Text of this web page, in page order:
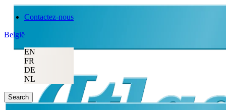
Contactez-nous
België
EN
FR
DE
NL
Search